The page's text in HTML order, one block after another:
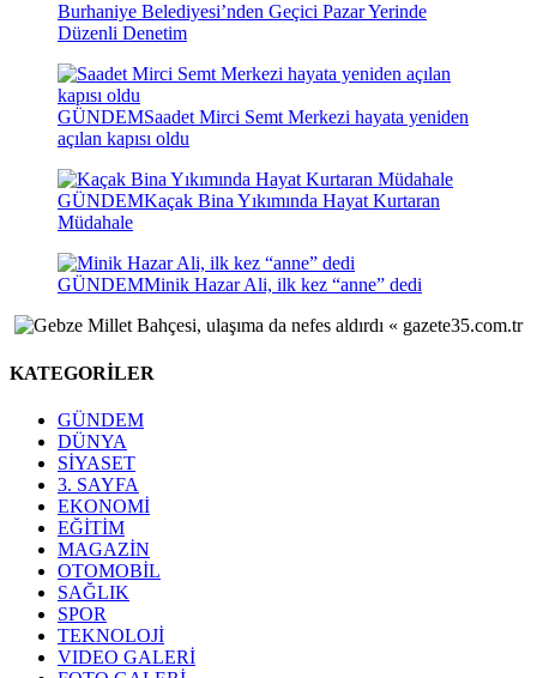
Burhaniye Belediyesi’nden Geçici Pazar Yerinde
Düzenli Denetim
GÜNDEMSaadet Mirci Semt Merkezi hayata yeniden
açılan kapısı oldu
GÜNDEMKaçak Bina Yıkımında Hayat Kurtaran
Müdahale
GÜNDEMMinik Hazar Ali, ilk kez “anne” dedi
KATEGORİLER
GÜNDEM
DÜNYA
SİYASET
3. SAYFA
EKONOMİ
EĞİTİM
MAGAZİN
OTOMOBİL
SAĞLIK
SPOR
TEKNOLOJİ
VIDEO GALERİ